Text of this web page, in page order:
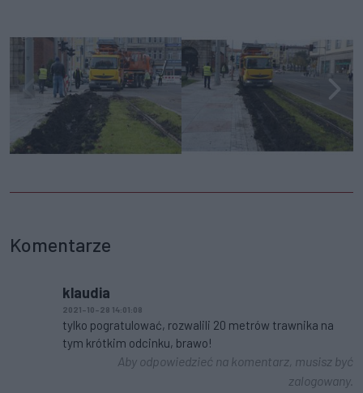
Komentarze
klaudia
2021-10-28 14:01:08
tylko pogratulować, rozwalili 20 metrów trawnika na
tym krótkim odcinku, brawo!
Aby odpowiedzieć na komentarz, musisz być
zalogowany.